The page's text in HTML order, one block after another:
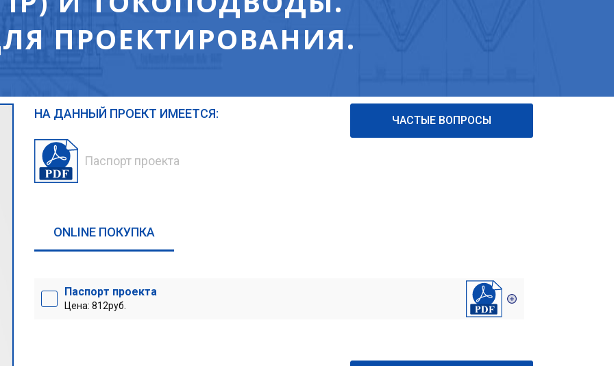
ПРОЕКТИРОВАНИЯ.
НА ДАННЫЙ ПРОЕКТ ИМЕЕТСЯ:
Паспорт проекта
ЧАСТЫЕ ВОПРОСЫ
ONLINE ПОКУПКА
Паспорт проекта
Цена: 812руб.